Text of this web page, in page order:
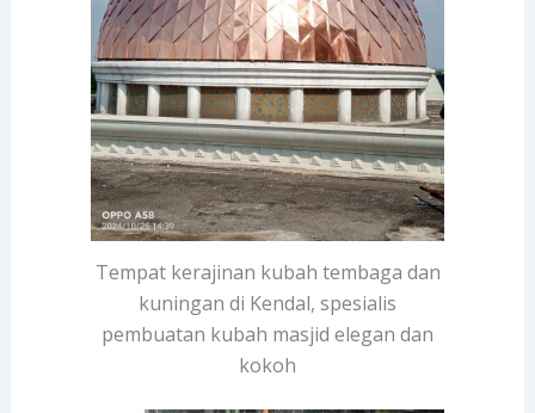
Tempat kerajinan kubah tembaga dan
kuningan di Kendal, spesialis
pembuatan kubah masjid elegan dan
kokoh